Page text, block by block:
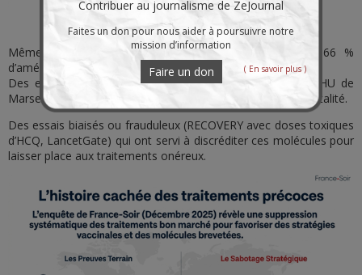
Même schéma pour l’hydroxychloroquine (424 études, 66 %
d’amélioration précoce).
Des exemples concrets (Uttar Pradesh, Pará au Brésil, IHU de
Marseille) où l’usage précoce a drastiquement réduit la mortalité.
Des essais biaisés ou frauduleux (RECOVERY avec doses toxiques
d’HCQ, LancetGate) qui ont servi à discréditer ces molécules pour
laisser place aux traitements onéreux.
Contribuer au journalisme de ZeJournal
Faites un don pour nous aider à poursuivre notre
mission d’information
Faire un don ( En savoir plus )